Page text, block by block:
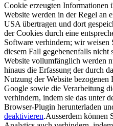
Cookie erzeugten Informationen
Website werden in der Regel an
USA übertragen und dort
der Cookies durch eine
Software verhindern; wir weisen
diesem Fall gegebenenfalls nicht
Website vollumfänglich werden
hinaus die Erfassung der durch
Nutzung der Website
Google sowie die Verarbeitung
verhindern, indem sie das unter
Browser-Plugin herunterladen
deaktivieren.Ausserdem können